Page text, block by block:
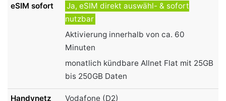
Ja, eSIM direkt auswähl- & sofort
nutzbar
Aktivierung innerhalb von ca. 60
Minuten
monatlich kündbare Allnet Flat mit 25GB
bis 250GB Daten
Vodafone (D2)